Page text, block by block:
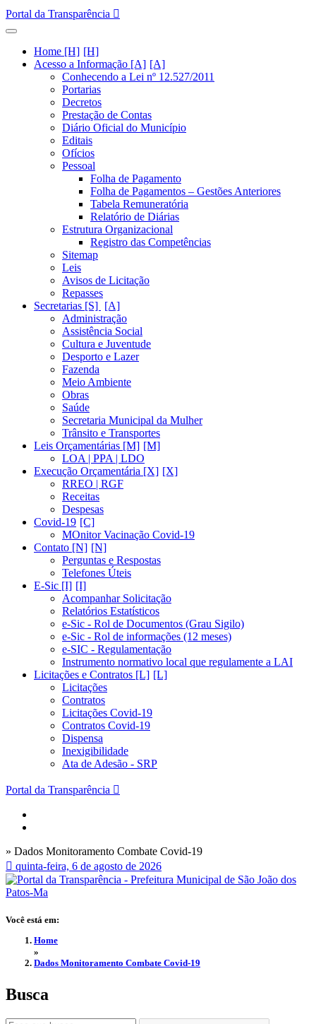
Portal da Transparência
Home [H]
Acesso a Informação [A]
Conhecendo a Lei nº 12.527/2011
Portarias
Decretos
Prestação de Contas
Diário Oficial do Município
Editais
Ofícios
Pessoal
Folha de Pagamento
Folha de Pagamentos – Gestões Anteriores
Tabela Remuneratória
Relatório de Diárias
Estrutura Organizacional
Registro das Competências
Sitemap
Leis
Avisos de Licitação
Repasses
Secretarias [S]
Administração
Assistência Social
Cultura e Juventude
Desporto e Lazer
Fazenda
Meio Ambiente
Obras
Saúde
Secretaria Municipal da Mulher
Trânsito e Transportes
Leis Orçamentárias [M]
LOA | PPA | LDO
Execução Orçamentária [X]
RREO | RGF
Receitas
Despesas
Covid-19
MOnitor Vacinação Covid-19
Contato [N]
Perguntas e Respostas
Telefones Úteis
E-Sic [I]
Acompanhar Solicitação
Relatórios Estatísticos
e-Sic - Rol de Documentos (Grau Sigilo)
e-Sic - Rol de informações (12 meses)
e-SIC - Regulamentação
Instrumento normativo local que regulamente a LAI
Licitações e Contratos [L]
Licitações
Contratos
Licitações Covid-19
Contratos Covid-19
Dispensa
Inexigibilidade
Ata de Adesão - SRP
Portal da Transparência
» Dados Monitoramento Combate Covid-19
quinta-feira, 6 de agosto de 2026
Você está em:
Home
»
Dados Monitoramento Combate Covid-19
Busca